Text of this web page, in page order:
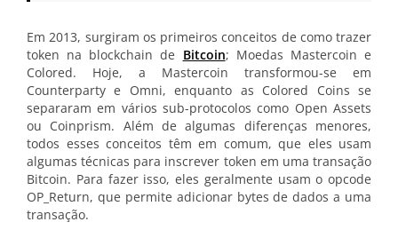
Em 2013, surgiram os primeiros conceitos de como trazer
token na blockchain de Bitcoin; Moedas Mastercoin e
Colored. Hoje, a Mastercoin transformou-se em
Counterparty e Omni, enquanto as Colored Coins se
separaram em vários sub-protocolos como Open Assets
ou Coinprism. Além de algumas diferenças menores,
todos esses conceitos têm em comum, que eles usam
algumas técnicas para inscrever token em uma transação
Bitcoin. Para fazer isso, eles geralmente usam o opcode
OP_Return, que permite adicionar bytes de dados a uma
transação.